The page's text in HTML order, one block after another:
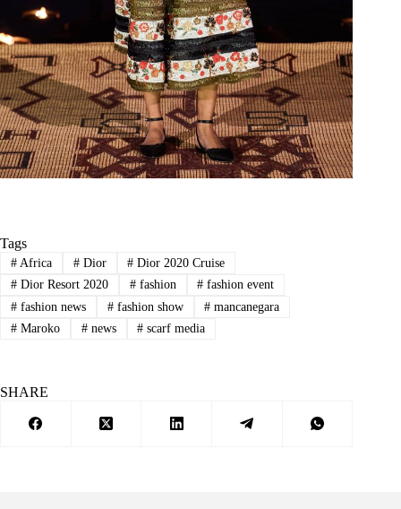
Tags
#Africa #Dior # Dior 2020 Cruise
#Dior Resort 2020 #fashion # fashion event
#fashion news #fashion show # mancanegara
#Maroko #news # scarf media
SHARE